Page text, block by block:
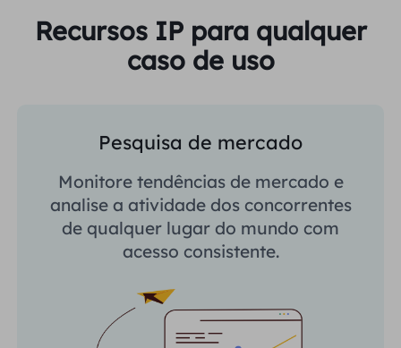
Recursos IP para qualquer
caso de uso
Pesquisa de mercado
Monitore tendências de mercado e
analise a atividade dos concorrentes
de qualquer lugar do mundo com
acesso consistente.